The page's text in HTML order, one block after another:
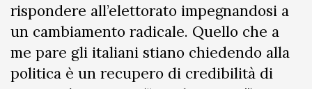
rispondere all’elettorato impegnandosi a
un cambiamento radicale. Quello che a
me pare gli italiani stiano chiedendo alla
politica è un recupero di credibilità di